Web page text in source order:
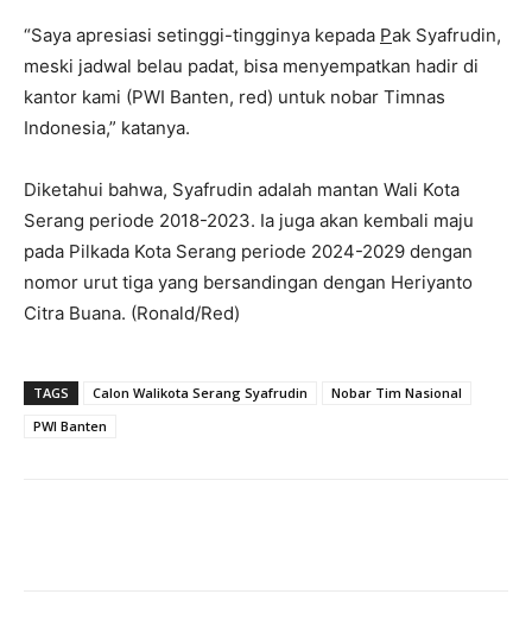
“Saya apresiasi setinggi-tingginya kepada Pak Syafrudin,
meski jadwal belau padat, bisa menyempatkan hadir di
kantor kami (PWI Banten, red) untuk nobar Timnas
Indonesia,” katanya.
Diketahui bahwa, Syafrudin adalah mantan Wali Kota
Serang periode 2018-2023. Ia juga akan kembali maju
pada Pilkada Kota Serang periode 2024-2029 dengan
nomor urut tiga yang bersandingan dengan Heriyanto
Citra Buana. (Ronald/Red)
TAGS Calon Walikota Serang Syafrudin
Nobar Tim Nasional
PWI Banten